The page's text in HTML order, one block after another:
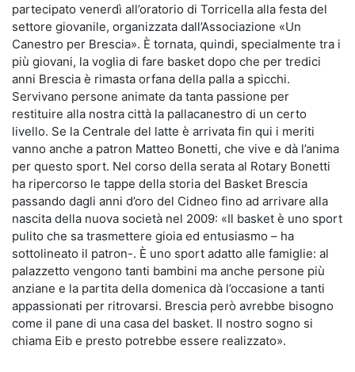
partecipato venerdì all’oratorio di Torricella alla festa del
settore giovanile, organizzata dall’Associazione «Un
Canestro per Brescia». È tornata, quindi, specialmente tra i
più giovani, la voglia di fare basket dopo che per tredici
anni Brescia è rimasta orfana della palla a spicchi.
Servivano persone animate da tanta passione per
restituire alla nostra città la pallacanestro di un certo
livello. Se la Centrale del latte è arrivata fin qui i meriti
vanno anche a patron Matteo Bonetti, che vive e dà l’anima
per questo sport. Nel corso della serata al Rotary Bonetti
ha ripercorso le tappe della storia del Basket Brescia
passando dagli anni d’oro del Cidneo fino ad arrivare alla
nascita della nuova società nel 2009: «Il basket è uno sport
pulito che sa trasmettere gioia ed entusiasmo – ha
sottolineato il patron-. È uno sport adatto alle famiglie: al
palazzetto vengono tanti bambini ma anche persone più
anziane e la partita della domenica dà l’occasione a tanti
appassionati per ritrovarsi. Brescia però avrebbe bisogno
come il pane di una casa del basket. Il nostro sogno si
chiama Eib e presto potrebbe essere realizzato».